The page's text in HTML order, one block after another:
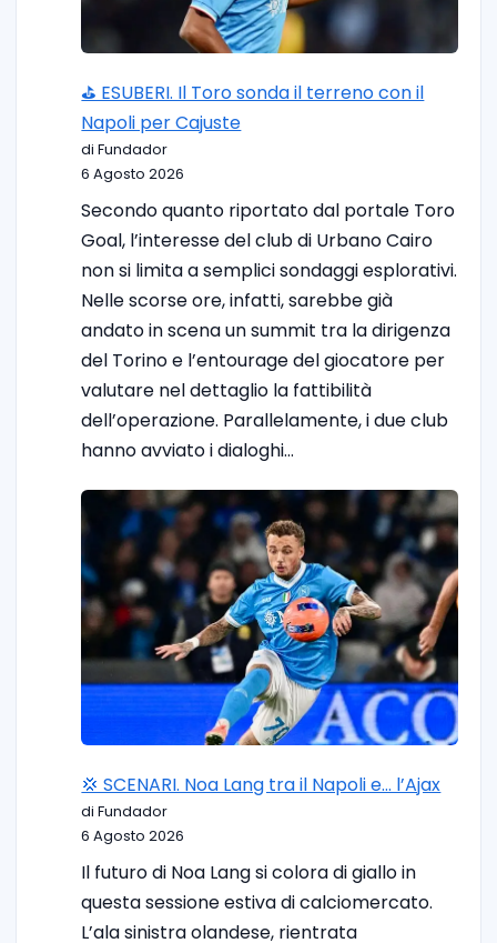
⛳ ESUBERI. Il Toro sonda il terreno con il
Napoli per Cajuste
di Fundador
6 Agosto 2026
Secondo quanto riportato dal portale Toro
Goal, l’interesse del club di Urbano Cairo
non si limita a semplici sondaggi esplorativi.
Nelle scorse ore, infatti, sarebbe già
andato in scena un summit tra la dirigenza
del Torino e l’entourage del giocatore per
valutare nel dettaglio la fattibilità
dell’operazione. Parallelamente, i due club
hanno avviato i dialoghi…
💢 SCENARI. Noa Lang tra il Napoli e… l’Ajax
di Fundador
6 Agosto 2026
Il futuro di Noa Lang si colora di giallo in
questa sessione estiva di calciomercato.
L’ala sinistra olandese, rientrata